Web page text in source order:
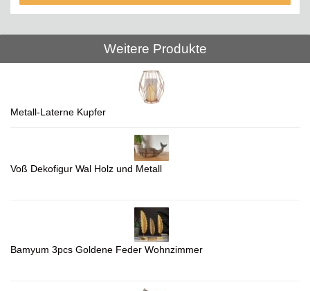
Weitere Produkte
Metall-Laterne Kupfer
Voß Dekofigur Wal Holz und Metall
Bamyum 3pcs Goldene Feder Wohnzimmer